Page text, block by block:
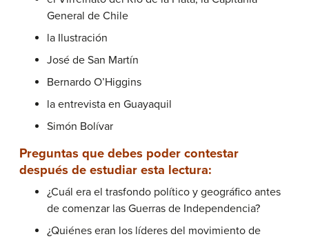
General de Chile
la Ilustración
José de San Martín
Bernardo O’Higgins
la entrevista en Guayaquil
Simón Bolívar
Preguntas que debes poder contestar
después de estudiar esta lectura:
¿Cuál era el trasfondo político y geográfico antes
de comenzar las Guerras de Independencia?
¿Quiénes eran los líderes del movimiento de